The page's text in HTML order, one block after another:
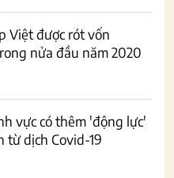
Việt được rót vốn
nửa đầu năm 2020
vực có thêm 'động lực'
từ dịch Covid-19